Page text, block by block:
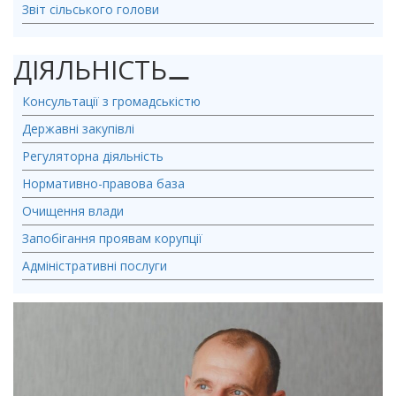
Звіт сільського голови
ДІЯЛЬНІСТЬ⚊
Консультації з громадськістю
Державні закупівлі
Регуляторна діяльність
Нормативно-правова база
Очищення влади
Запобігання проявам корупції
Адміністративні послуги